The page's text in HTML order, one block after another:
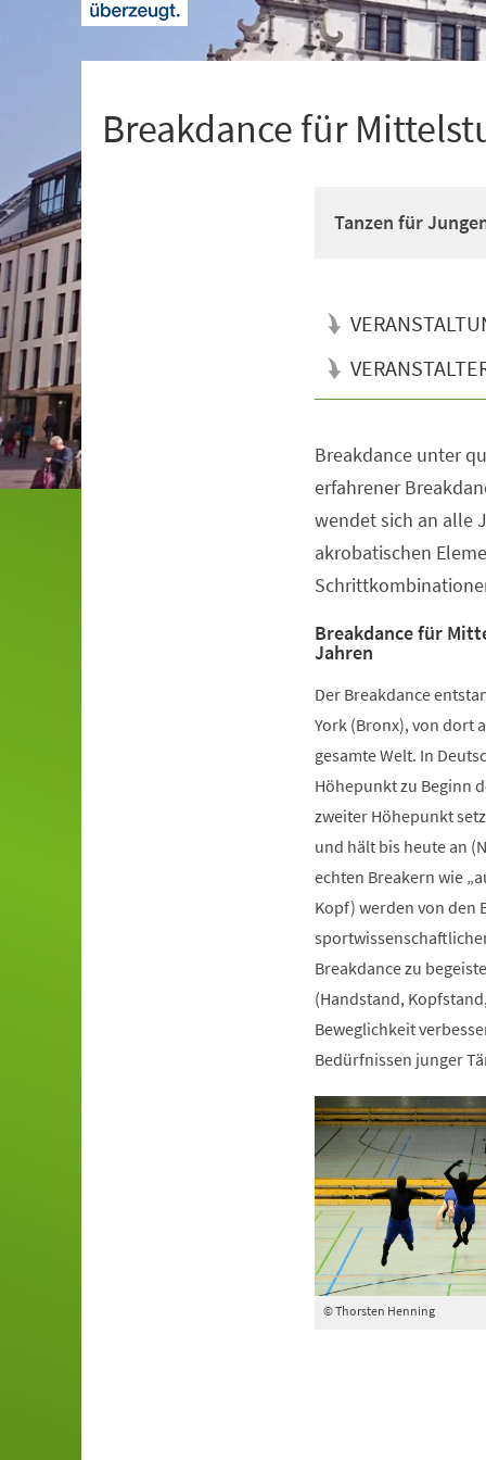
Breakdance für
Tanzen für
Breakdance unter
erfahrener
wendet sich an alle
akrobatischen
Breakdance für
Jahren
Der Breakdance
York (Bronx), von dort
gesamte Welt. In
Höhepunkt zu Beginn
zweiter Höhepunkt
und hält bis heute an
echten Breakern wie
Kopf) werden von den
Breakdance zu
(Handstand,
Beweglichkeit
Bedürfnissen junger
© Thorsten Henning